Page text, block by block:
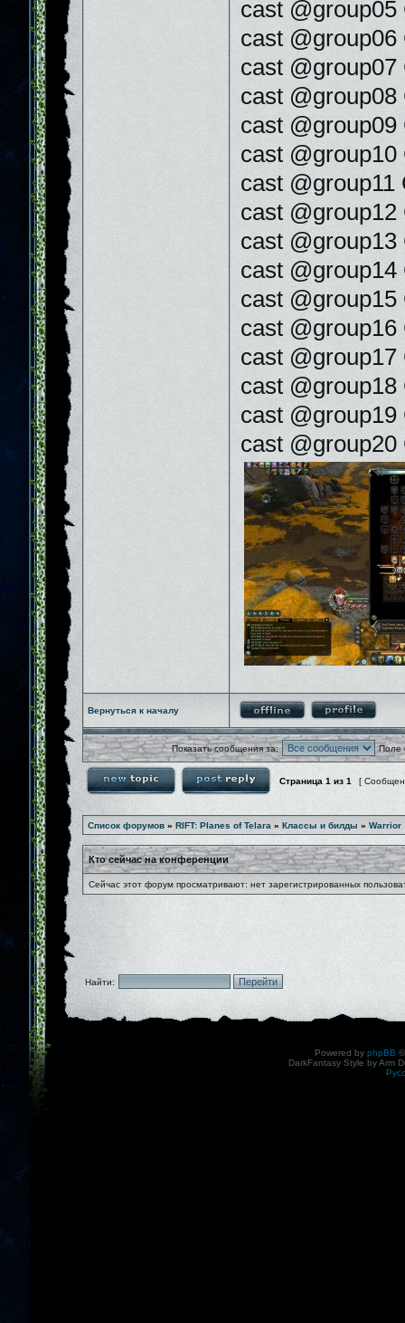
cast @group05
cast @group06
cast @group07
cast @group08
cast @group09
cast @group10
cast @group11
cast @group12
cast @group13
cast @group14
cast @group15
cast @group16
cast @group17
cast @group18
cast @group19
cast @group20
Вернуться к началу
Показать сообщения за: Поле
Страница 1 из 1 [
Список форумов » RIFT: Planes of Telara » Классы и билды » Warrior
Кто сейчас на конференции
Сейчас этот форум просматривают: нет зарегистрированных
Найти:
Powered by phpBB
DarkFantasy Style by Arm